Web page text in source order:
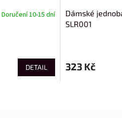
Doručení 10-15 dní
DETAIL
Dámské
SLR001
323 Kč